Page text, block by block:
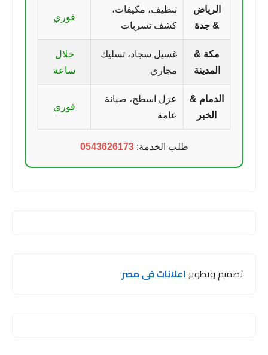
الرياض
& جدة
تنظيف، مكيفات،
كشف تسربات
فوري
مكة &
المدينة
غسيل سجاد، تسليك
مجاري
خلال
ساعة
الدمام &
الخبر
عزل اسطح، صيانة
عامة
فوري
طلب الخدمة:0543626173
تصميم وتطويراعلانات فى مصر